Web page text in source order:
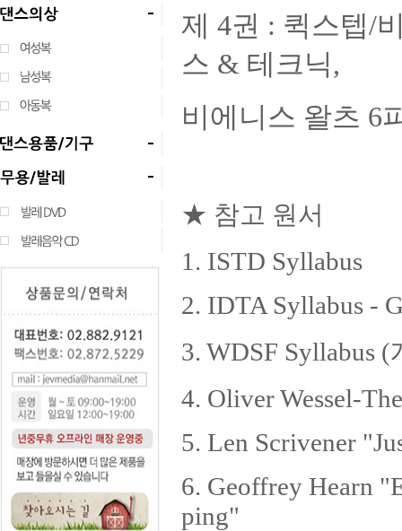
제 4권 : 퀵스텝/
스 & 테크닉,
비에니스 왈츠 6
★ 참고 원서
1. ISTD Syllabus
2. IDTA Syllabus -
3. WDSF Syllabus
4. Oliver Wessel-
5. Len Scrivener
6. Geoffrey Hearn
ping"